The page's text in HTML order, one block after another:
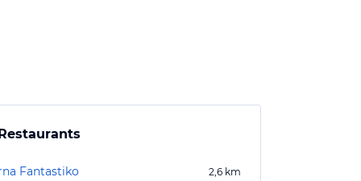
Fantastiko 2,6 km